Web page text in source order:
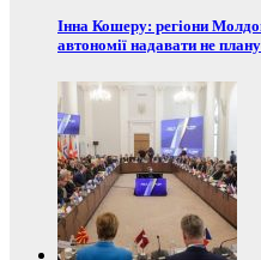
Інна Кошеру: регіони
автономії надавати не